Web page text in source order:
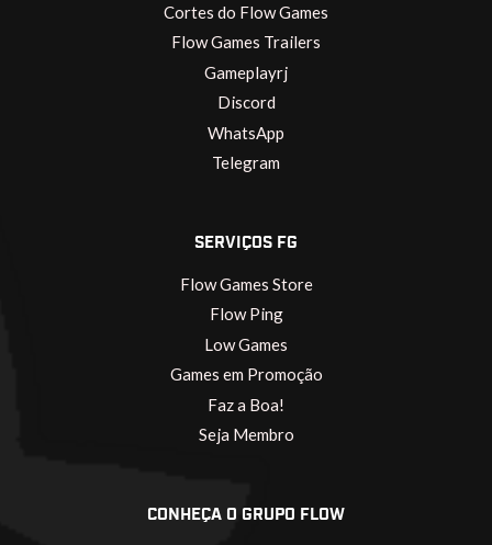
Cortes do Flow Games
Flow Games Trailers
Gameplayrj
Discord
WhatsApp
Telegram
SERVIÇOS FG
Flow Games Store
Flow Ping
Low Games
Games em Promoção
Faz a Boa!
Seja Membro
CONHEÇA O GRUPO FLOW